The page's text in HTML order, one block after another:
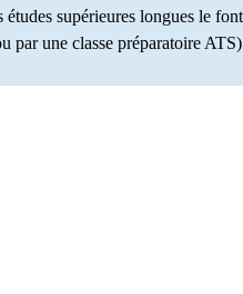
supérieures longues le
par une classe préparatoire